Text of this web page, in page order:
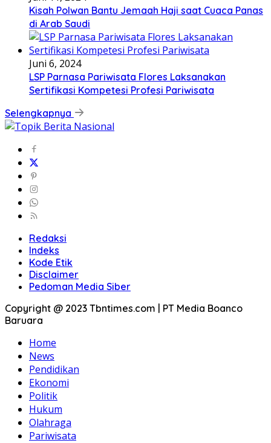
Kisah Polwan Bantu Jemaah Haji saat Cuaca Panas
di Arab Saudi
Juni 6, 2024
LSP Parnasa Pariwisata Flores Laksanakan
Sertifikasi Kompetesi Profesi Pariwisata
Selengkapnya
Redaksi
Indeks
Kode Etik
Disclaimer
Pedoman Media Siber
Copyright @ 2023 Tbntimes.com | PT Media Boanco
Baruara
Home
News
Pendidikan
Ekonomi
Politik
Hukum
Olahraga
Pariwisata